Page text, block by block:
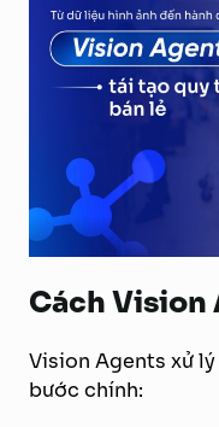
Cách
Vision Agents xử
bước chính: